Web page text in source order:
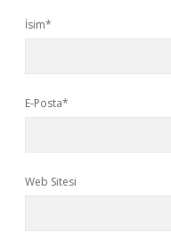
İsim*
E-Posta*
Web Sitesi